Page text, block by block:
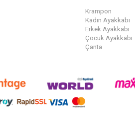
Krampon
Kadın Ayakkabı
Erkek Ayakkabı
Çocuk Ayakkabı
Çanta